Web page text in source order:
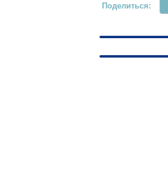
Поделиться: